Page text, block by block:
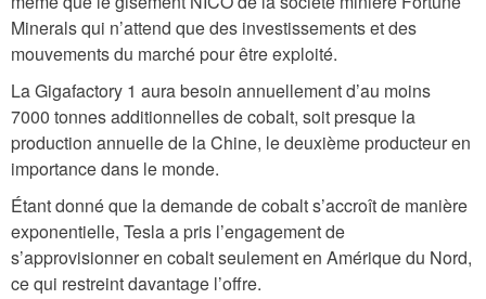
Minerals qui n’attend que des investissements et des
mouvements du marché pour être exploité.
La Gigafactory 1 aura besoin annuellement d’au moins
7000 tonnes additionnelles de cobalt, soit presque la
production annuelle de la Chine, le deuxième producteur en
importance dans le monde.
Étant donné que la demande de cobalt s’accroît de manière
exponentielle, Tesla a pris l’engagement de
s’approvisionner en cobalt seulement en Amérique du Nord,
ce qui restreint davantage l’offre.